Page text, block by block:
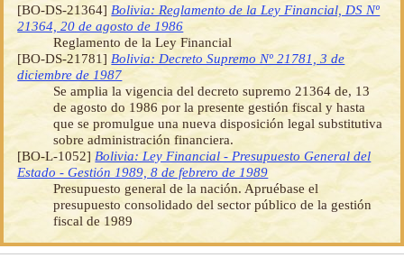
[BO-DS-21364] Bolivia: Reglamento de la Ley Financial, DS Nº
21364, 20 de agosto de 1986
Reglamento de la Ley Financial
[BO-DS-21781] Bolivia: Decreto Supremo Nº 21781, 3 de
diciembre de 1987
Se amplia la vigencia del decreto supremo 21364 de, 13
de agosto do 1986 por la presente gestión fiscal y hasta
que se promulgue una nueva disposición legal substitutiva
sobre administración financiera.
[BO-L-1052] Bolivia: Ley Financial - Presupuesto General del
Estado - Gestión 1989, 8 de febrero de 1989
Presupuesto general de la nación. Apruébase el
presupuesto consolidado del sector público de la gestión
fiscal de 1989